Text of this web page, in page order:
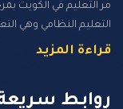
مر التعليم في الكويت
التعليم النظامي وهي
قراءة المزيد
روابـط